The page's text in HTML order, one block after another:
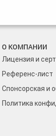
О КОМПАНИИ
Лицензия и
Референс-лист
Спонсорская и
Политика